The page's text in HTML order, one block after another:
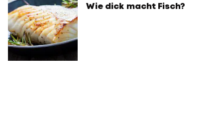
Wie dick macht Fisch?